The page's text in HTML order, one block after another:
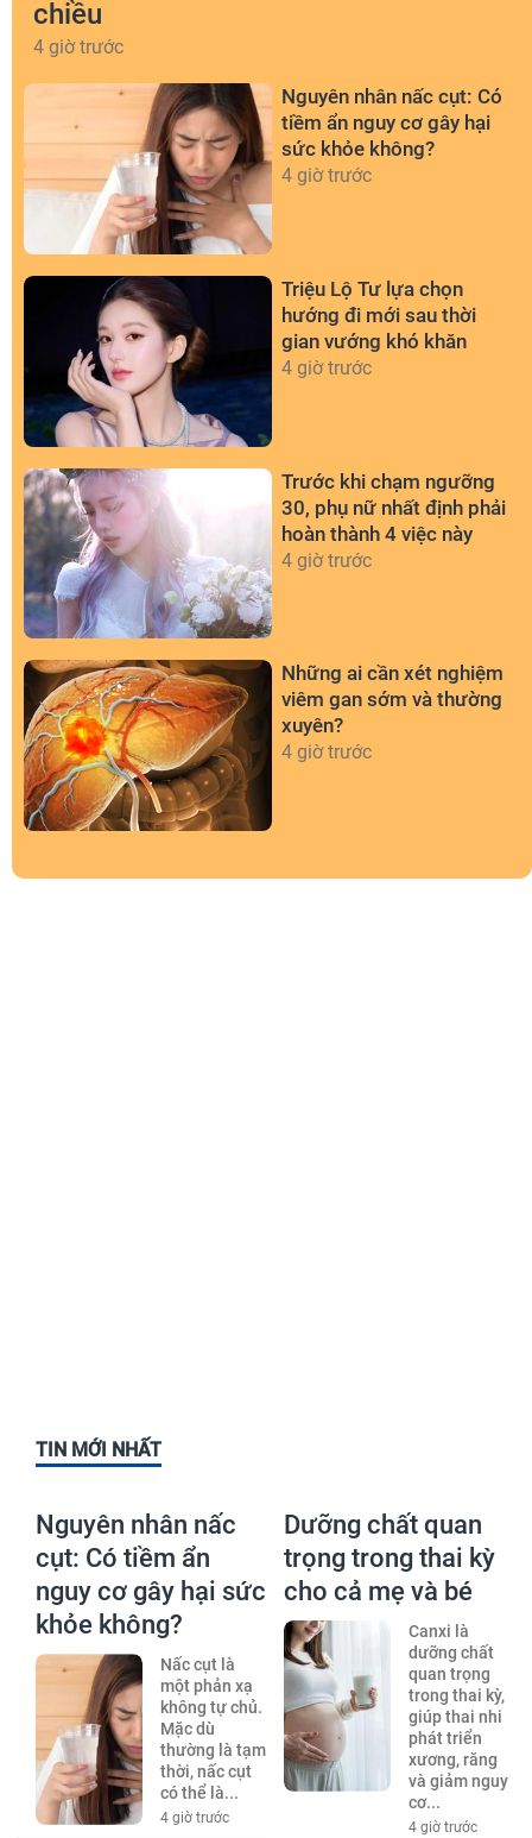
chiều
4 giờ trước
Nguyên nhân nấc cụt: Có
tiềm ẩn nguy cơ gây hại
sức khỏe không?
4 giờ trước
Triệu Lộ Tư lựa chọn
hướng đi mới sau thời
gian vướng khó khăn
4 giờ trước
Trước khi chạm ngưỡng
30, phụ nữ nhất định phải
hoàn thành 4 việc này
4 giờ trước
Những ai cần xét nghiệm
viêm gan sớm và thường
xuyên?
4 giờ trước
TIN MỚI NHẤT
Nguyên nhân nấc
cụt: Có tiềm ẩn
nguy cơ gây hại sức
khỏe không?
Nấc cụt là
một phản xạ
không tự chủ.
Mặc dù
thường là tạm
thời, nấc cụt
có thể là...
4 giờ trước
Dưỡng chất quan
trọng trong thai kỳ
cho cả mẹ và bé
Canxi là
dưỡng chất
quan trọng
trong thai kỳ,
giúp thai nhi
phát triển
xương, răng
và giảm nguy
cơ...
4 giờ trước